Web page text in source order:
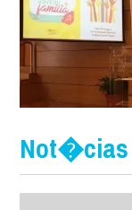
Not�cias